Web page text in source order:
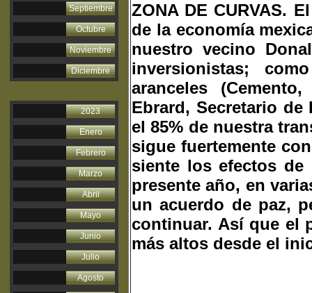
Septiembre
Octubre
Noviembre
Diciembre
2023
Enero
Febrero
Marzo
Abril
Mayo
Junio
Julio
Agosto
ZONA DE CURVAS.
de la economía
nuestro vecino
inversionistas;
aranceles
Ebrard, Secretario
el 85% de nuestra
sigue fuertemente
siente los efectos
presente año, en
un acuerdo de paz,
continuar. Así que el
más altos desde el